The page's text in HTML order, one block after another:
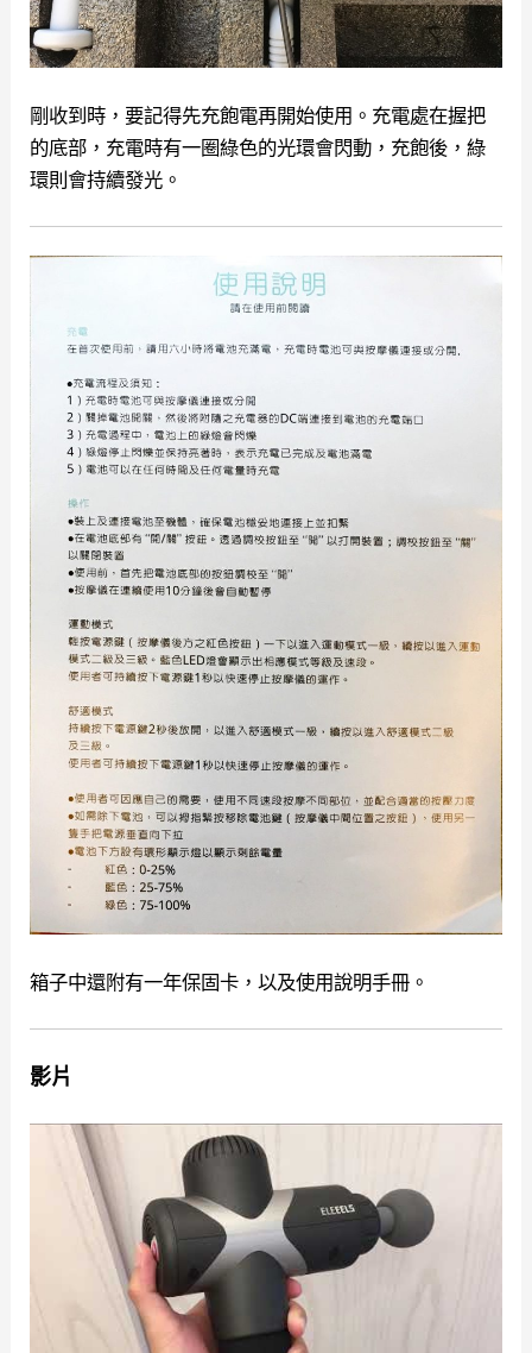
剛收到時，要記得先充飽電再開始使用。充電處在握把
的底部，充電時有一圈綠色的光環會閃動，充飽後，綠
環則會持續發光。
箱子中還附有一年保固卡，以及使用說明手冊。
影片